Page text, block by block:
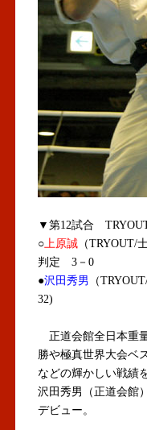
▼第12試合
○上原誠（TRYOUT/
判定 3－0
●沢田秀男 （
32)
正道会館全日本重
勝や極真世界大会ベ
などの輝かしい戦績
沢田秀男 （正道会館
デビュー。